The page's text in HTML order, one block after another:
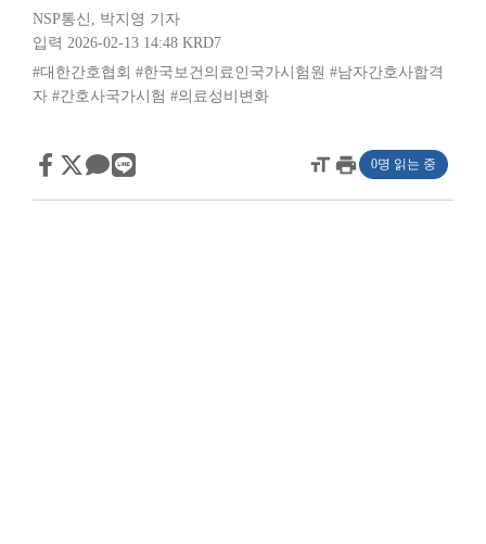
NSP통신 , 박지영 기자
입력 2026-02-13 14:48 KRD7
#대한간호협회 #한국보건의료인국가시험원 #남자간호사합격
자 #간호사국가시험 #의료성비변화
format_sizeprint 0명 읽는 중